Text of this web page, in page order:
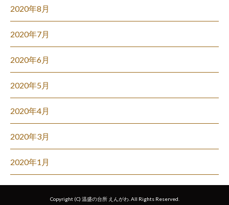
2020年8月
2020年7月
2020年6月
2020年5月
2020年4月
2020年3月
2020年1月
Copyright (C) 温盛の台所 えんがわ. All Rights Reserved.